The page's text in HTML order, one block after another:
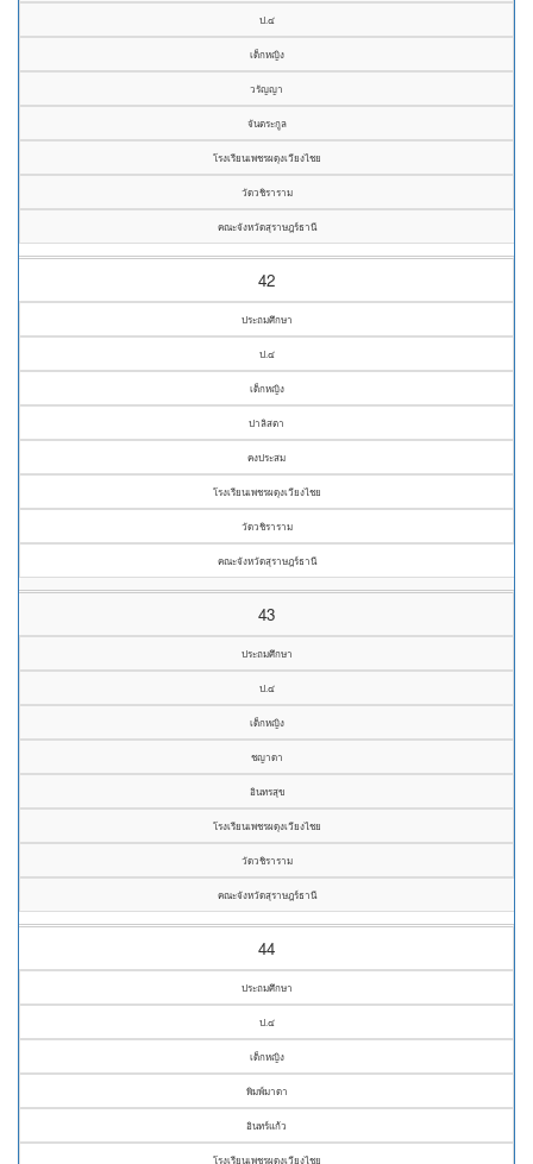
ป.๔
เด็กหญิง
วรัญญา
จันตระกูล
โรงเรียนเพชรผดุงเวียงไชย
วัดวชิราราม
คณะจังหวัดสุราษฎร์ธานี
42
ประถมศึกษา
ป.๔
เด็กหญิง
ปาลิสตา
คงประสม
โรงเรียนเพชรผดุงเวียงไชย
วัดวชิราราม
คณะจังหวัดสุราษฎร์ธานี
43
ประถมศึกษา
ป.๔
เด็กหญิง
ชญาดา
อินทรสุข
โรงเรียนเพชรผดุงเวียงไชย
วัดวชิราราม
คณะจังหวัดสุราษฎร์ธานี
44
ประถมศึกษา
ป.๔
เด็กหญิง
พิมพ์มาดา
อินทร์แก้ว
โรงเรียนเพชรผดุงเวียงไชย